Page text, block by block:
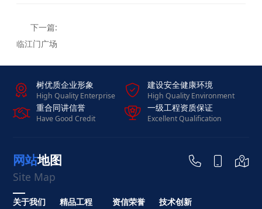
临江门广场
 树优质企业形象
High Quality Enterprise  建设安全健康环境
High Quality Environment
 重合同讲信誉
Have Good Credit  一级工程资质保证
Excellent Qualification
Site Map
网站地图   
关于我们 精品工程 资信荣誉 技术创新